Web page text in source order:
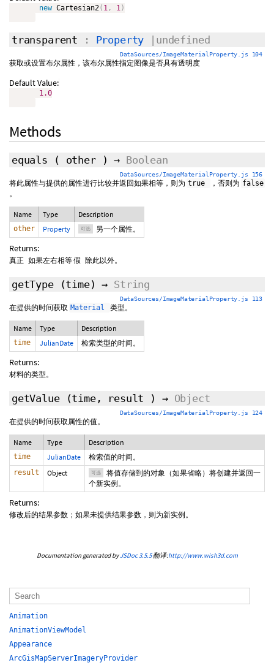
new Cartesian2( 1 , 1)
transparent : Property |undefined
DataSources/ImageMaterialProperty.js 104
获取或设置布尔属性，该布尔属性指定图像是否具有透明度
Default Value:
1.0
Methods
equals ( other )→ Boolean
DataSources/ImageMaterialProperty.js 156
将此属性与提供的属性进行比较并返回如果相等，则为 true ，否则为 false
。
Name Type Description
other Property 可选 另一个属性。
Returns:
真正 如果左右相等假 除此以外。
getType (time)→ String
DataSources/ImageMaterialProperty.js 113
在提供的时间获取 Material 类型。
Name Type Description
time JulianDate 检索类型的时间。
Returns:
材料的类型。
getValue (time, result ) → Object
DataSources/ImageMaterialProperty.js 124
在提供的时间获取属性的值。
Name Type Description
time JulianDate 检索值的时间。
result Object 可选
将值存储到的对象（如果省略）将创建并返回一
个新实例。
Returns:
修改后的结果参数；如果未提供结果参数，则为新实例。
Documentation generated byJSDoc 3.5.5翻译:http://www.wish3d.com
Animation
AnimationViewModel
Appearance
ArcGisMapServerImageryProvider